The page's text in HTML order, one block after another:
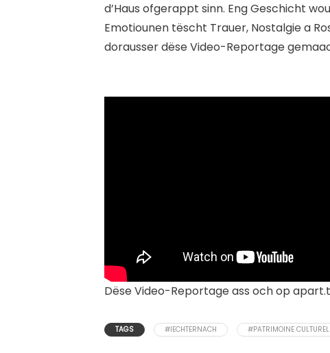
d’Haus ofgerappt sinn. Eng Geschicht
Emotiounen tëscht Trauer, Nostalgie a
dorausser dëse Video-Reportage
Dëse Video-Reportage ass och op
TAGS #IECHTERNACH #PATRIMOINE CULTUREL